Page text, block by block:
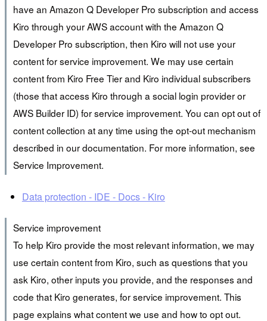
have an Amazon Q Developer Pro subscription and access
Kiro through your AWS account with the Amazon Q
Developer Pro subscription, then Kiro will not use your
content for service improvement. We may use certain
content from Kiro Free Tier and Kiro individual subscribers
(those that access Kiro through a social login provider or
AWS Builder ID) for service improvement. You can opt out of
content collection at any time using the opt-out mechanism
described in our documentation. For more information, see
Service Improvement.
Data protection - IDE - Docs - Kiro
Service improvement
To help Kiro provide the most relevant information, we may
use certain content from Kiro, such as questions that you
ask Kiro, other inputs you provide, and the responses and
code that Kiro generates, for service improvement. This
page explains what content we use and how to opt out.